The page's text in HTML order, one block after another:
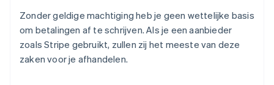
Zonder geldige machtiging heb je geen wettelijke basis
om betalingen af te schrijven. Als je een aanbieder
zoals Stripe gebruikt, zullen zij het meeste van deze
zaken voor je afhandelen.